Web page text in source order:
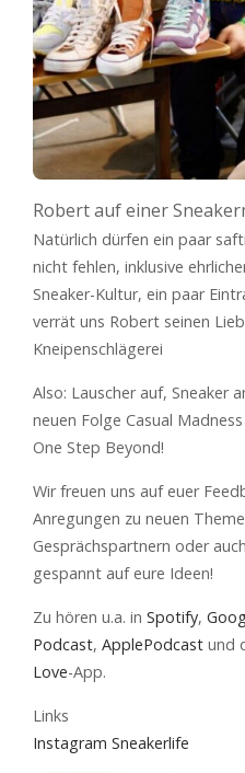
Robert auf einer
Natürlich dürfen ein paar
nicht fehlen, inklusive
Sneaker-Kultur, ein paar
verrät uns Robert seinen
Kneipenschlägerei
Also: Lauscher auf, Sneaker
neuen Folge Casual
One Step Beyond!
Wir freuen uns auf euer
Anregungen zu neuen
Gesprächspartnern oder
gespannt auf eure Ideen!
Zu hören u.a. in ⁠⁠Spotify⁠⁠,
Podcast⁠⁠, ⁠⁠ApplePodcast ⁠⁠ und
Love⁠⁠-App.
Links
Instagram Sneakerlife